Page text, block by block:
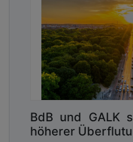
BdB und GALK
höherer